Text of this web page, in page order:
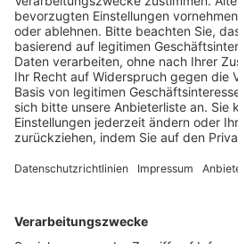
Schulungsangebot Vereinsmitarbeiter
BFV-Geschäftsstellen
Trainerbörse
Login SpielPlus
FOLGE DEM BFV